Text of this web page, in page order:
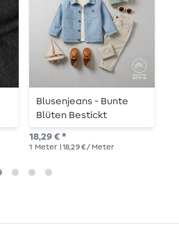
Blusenjeans - Bunte
Blüten Bestickt
Hellblau
18,29 € *
1 Meter | 18,29 € / Meter